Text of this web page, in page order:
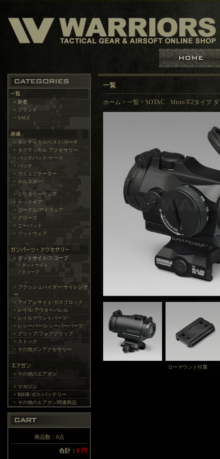
> 新着
> ブランド
> SALE
> タクティカルベスト/ポーチ
> タクティカル アクセサリー
> バックパック/ケース
> パッチ
> コミュニケーター
> ホルスター
> ミリタリーウェア
> ヘッドギア
> ゴーグル/アイウェア
> グローブ
> ニーパッド
> フットウェア
> ダットサイト/スコープ
> ダットサイト
> スコープ
> フラッシュハイダー/サイレンサ
ー
> アイアンサイト/ガスブロック
> レイル/アウターバレル
> レイルマウントパーツ
> レシーバー/レシーバーパーツ
> グリップ/フォアグリップ
> ストック
> その他ガンアクセサリー
> その他のエアガン
> マガジン
> BB弾/ガス/バッテリー
> その他のエアガン関連商品
商品数：0点
合計： 0 円
一覧
ホーム > 一覧 > SOTAC Micro T-2タイプ
ローマウント付属